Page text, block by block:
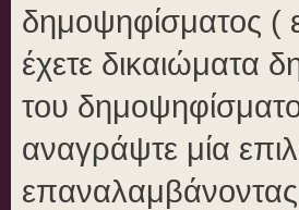
δημοψηφίσματος (
έχετε δικαιώματα
του
αναγράψτε μία
επαναλαμβάνοντας